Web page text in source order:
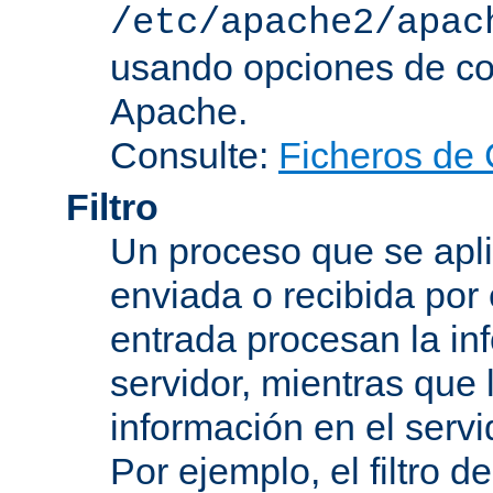
/etc/apache2/
usando opciones de
Apache.
Consulte: Ficheros de
Filtro
Un proceso que se
enviada o recibida
entrada procesan la
servidor, mientras
información en el
Por ejemplo, el filtro